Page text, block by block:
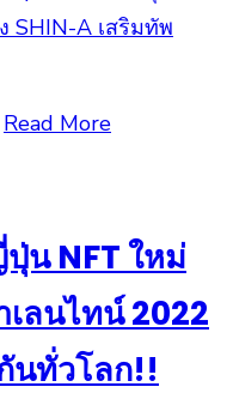
Read More
น NFT ใหม่
ลนไทน์ 2022
นทั่วโลก!!